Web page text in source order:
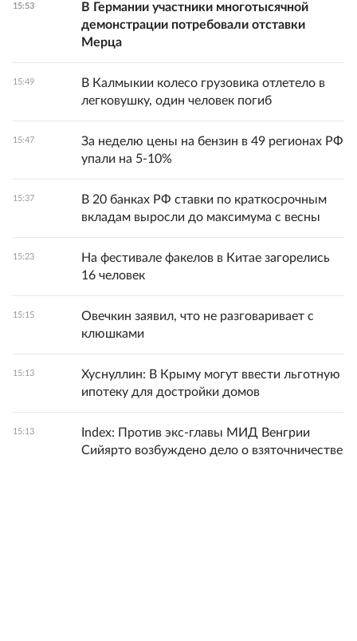
15:53
В Германии участники многотысячной
демонстрации потребовали отставки
Мерца
15:49
В Калмыкии колесо грузовика отлетело в
легковушку, один человек погиб
15:47
За неделю цены на бензин в 49 регионах РФ
упали на 5-10%
15:37
В 20 банках РФ ставки по краткосрочным
вкладам выросли до максимума с весны
15:23
На фестивале факелов в Китае загорелись
16 человек
15:15
Овечкин заявил, что не разговаривает с
клюшками
15:13
Хуснуллин: В Крыму могут ввести льготную
ипотеку для достройки домов
15:13
Index: Против экс-главы МИД Венгрии
Сийярто возбуждено дело о взяточничестве